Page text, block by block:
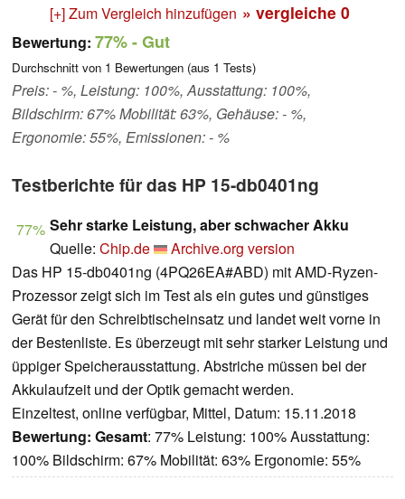
[+] Zum Vergleich hinzufügen » vergleiche 0
Bewertung: 77%- Gut
Durchschnitt von 1 Bewertungen (aus 1 Tests)
Preis: - %, Leistung: 100%, Ausstattung: 100%,
Bildschirm: 67% Mobilität: 63%, Gehäuse: - %,
Ergonomie: 55%, Emissionen: - %
Testberichte für das HP 15-db0401ng
77% Sehr starke Leistung, aber schwacher Akku
Quelle: Chip.de
Archive.org version
Das HP 15-db0401ng (4PQ26EA#ABD) mit AMD-Ryzen-
Prozessor zeigt sich im Test als ein gutes und günstiges
Gerät für den Schreibtischeinsatz und landet weit vorne in
der Bestenliste. Es überzeugt mit sehr starker Leistung und
üppiger Speicherausstattung. Abstriche müssen bei der
Akkulaufzeit und der Optik gemacht werden.
Einzeltest, online verfügbar, Mittel, Datum: 15.11.2018
Bewertung: Gesamt: 77% Leistung: 100% Ausstattung:
100% Bildschirm: 67% Mobilität: 63% Ergonomie: 55%